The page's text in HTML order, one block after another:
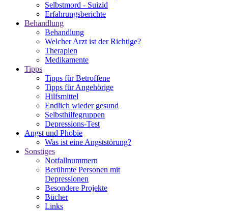
Selbstmord - Suizid
Erfahrungsberichte
Behandlung
Behandlung
Welcher Arzt ist der Richtige?
Therapien
Medikamente
Tipps
Tipps für Betroffene
Tipps für Angehörige
Hilfsmittel
Endlich wieder gesund
Selbsthilfegruppen
Depressions-Test
Angst und Phobie
Was ist eine Angststörung?
Sonstiges
Notfallnummern
Berühmte Personen mit
Depressionen
Besondere Projekte
Bücher
Links